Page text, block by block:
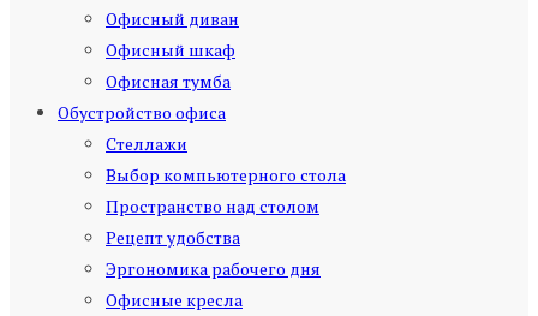
Офисный диван
Офисный шкаф
Офисная тумба
Обустройство офиса
Стеллажи
Выбор компьютерного стола
Пространство над столом
Рецепт удобства
Эргономика рабочего дня
Офисные кресла